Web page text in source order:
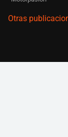
Otras